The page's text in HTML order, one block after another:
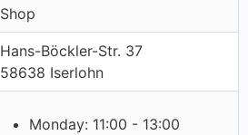
Shop
Hans-Böckler-Str. 37
58638 Iserlohn
Monday: 11:00 - 13:00